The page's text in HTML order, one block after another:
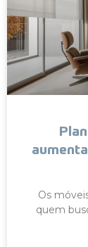
Os
quem